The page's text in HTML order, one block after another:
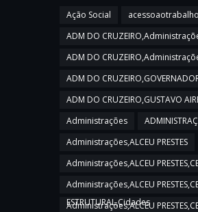
Ação Social acessoaotrabalho
ADM DO
ADM DO
ADM DO
ADM DO CRUZEIRO,GUSTAVO
Administrações
Administrações,ALCEU PRESTES
Administrações,ALCEU
Administrações,ALCEU
ESTRUTURAL,Cidades
Administrações,ALCEU